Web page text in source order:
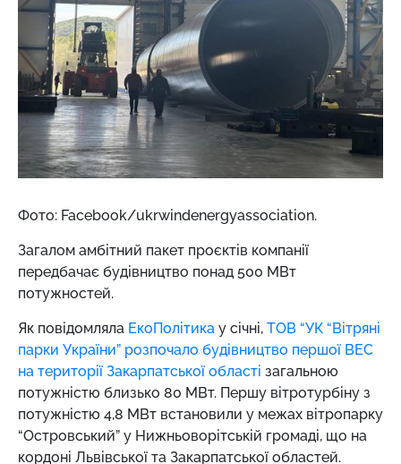
Фото: Facebook/ukrwindenergyassociation.
Загалом амбітний пакет проєктів компанії
передбачає будівництво понад 500 МВт
потужностей.
Як повідомляла ЕкоПолітика у січні, ТОВ “УК “Вітряні
парки України” розпочало будівництво першої ВЕС
на території Закарпатської області загальною
потужністю близько 80 МВт. Першу вітротурбіну з
потужністю 4,8 МВт встановили у межах вітропарку
“Островський” у Нижньоворітській громаді, що на
кордоні Львівської та Закарпатської областей.